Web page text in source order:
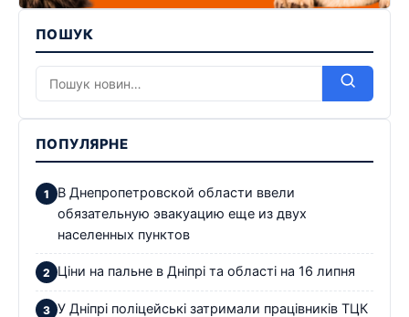
ПОШУК
ПОПУЛЯРНЕ
В Днепропетровской области ввели
обязательную эвакуацию еще из двух
населенных пунктов
Ціни на пальне в Дніпрі та області на 16 липня
У Дніпрі поліцейські затримали працівників ТЦК